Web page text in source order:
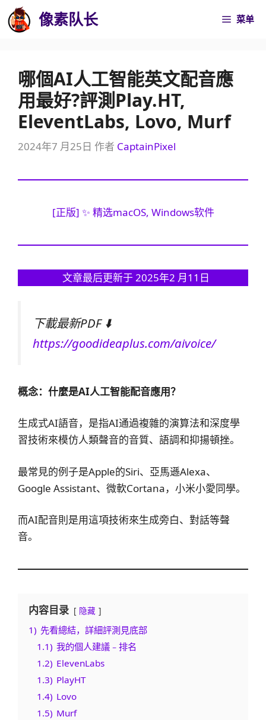
至
像素队长 菜单
哪個AI人工智能英文配音應
用最好?評測Play.HT,
EleventLabs, Lovo, Murf
2024年7 月25日 作者 CaptainPixel
[正版] ✨ 精选macOS, Windows软件
文章最后更新于 2025年2 月11日
下載最新PDF ⬇️
https://goodideaplus.com/aivoice/
概念：什麼是AI人工智能配音應用？
生成式AI語音，是指AI通過複雜的演算法和深度學
習技術來模仿人類聲音的音質、語調和抑揚頓挫。
最常見的例子是Apple的Siri、亞馬遜Alexa、
Google Assistant、微軟Cortana，小米小愛同學。
而AI配音則是用這項技術來生成旁白、對話等聲
音。
内容目录 隐藏
1) 先看總結，詳細評測見底部
1.1) 我的個人建議﹣排名
1.2) ElevenLabs
1.3) PlayHT
1.4) Lovo
1.5) Murf